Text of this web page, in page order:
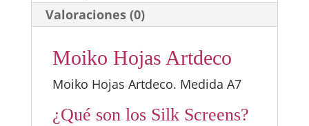
Valoraciones (0)
Moiko Hojas Artdeco
Moiko Hojas Artdeco. Medida A7
¿Qué son los Silk Screens?